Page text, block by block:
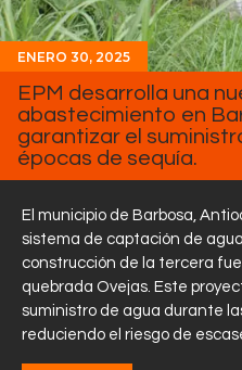
Equipo
Sobre
Contactos
ENERO 30, 2025
EPM desarrolla una
abastecimiento en
garantizar el
épocas de sequía.
El municipio de Barbosa,
sistema de captación de
construcción de la tercera
quebrada Ovejas. Este
suministro de agua durante
reduciendo el riesgo de